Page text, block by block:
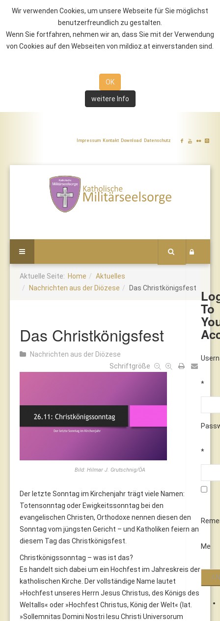
Wir verwenden Cookies, um unsere Webseite für Sie möglichst
benutzerfreundlich zu gestalten.
Wenn Sie fortfahren, nehmen wir an, dass Sie mit der Verwendung
von Cookies auf den Webseiten von mildioz.at einverstanden sind.
OK
weitere Info
Impressum Kontakt Download Datenschutz
To
*
*
Me
Aktuelle Seite: Home
Aktuelles
Nachrichten aus der Diözese
Das Christkönigsfest
Das Christkönigsfest
Nachrichten aus der Diözese
Schriftgröße
Bild: Hilmar J. Grutschnig/ÖA
Der letzte Sonntag im Kirchenjahr trägt viele Namen:
Totensonntag oder Ewigkeitssonntag bei den
evangelischen Christen, Orthodoxe nennen diesen den
Sonntag vom jüngsten Gericht – und Katholiken feiern an
diesem Tag das Christkönigsfest.
Christkönigssonntag – was ist das?
Es handelt sich dabei um ein Hochfest im Jahreskreis der
katholischen Kirche. Der vollständige Name lautet
»Hochfest unseres Herrn Jesus Christus, des Königs des
Weltalls« oder »Hochfest Christus, König der Welt« (lat.
»Sollemnitas Domini Nostri Iesu Christi Universorum